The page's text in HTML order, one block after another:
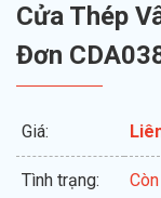
Cửa Thép
Đơn
Giá:
Tình trạng: